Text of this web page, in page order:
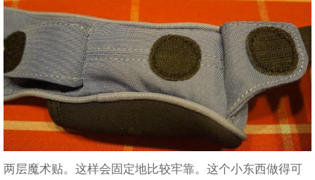
两层魔术贴。这样会固定地比较牢靠。这个小东西做得可